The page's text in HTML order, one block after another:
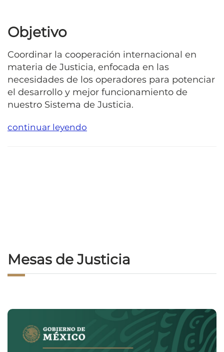
Objetivo
Coordinar la cooperación internacional en
materia de Justicia, enfocada en las
necesidades de los operadores para potenciar
el desarrollo y mejor funcionamiento de
nuestro Sistema de Justicia.
continuar leyendo
Mesas de Justicia